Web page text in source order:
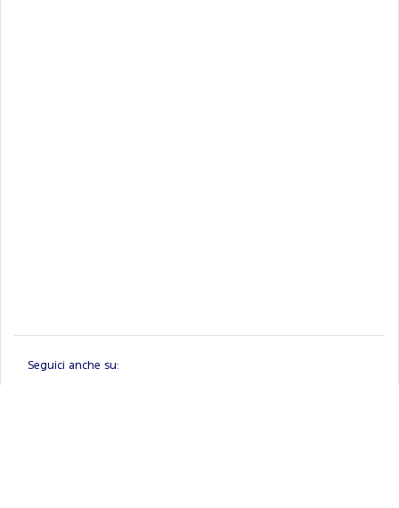
Seguici anche su: